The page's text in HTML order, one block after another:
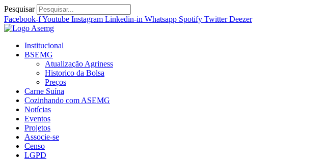
Ir
para
o
conteúdo
Pesquisar
Facebook-fYoutube Instagram Linkedin-in Whatsapp Spotify Twitter Deezer
Institucional
BSEMG
Atualização Agriness
Historico da Bolsa
Preços
Carne Suína
Cozinhando com ASEMG
Notícias
Eventos
Projetos
Associe-se
Censo
LGPD